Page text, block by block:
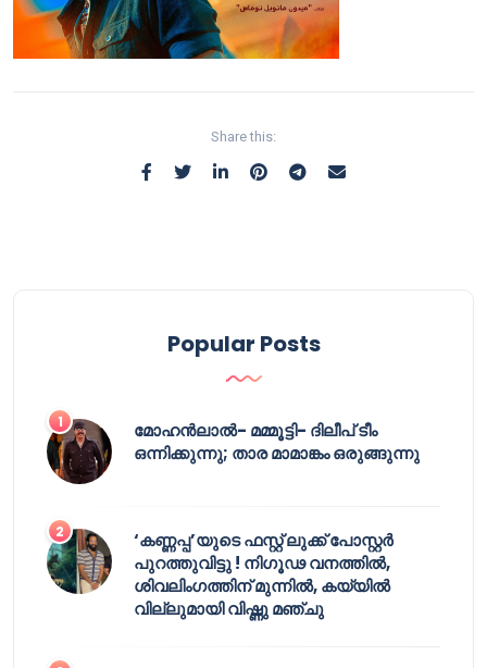
Share this:
Popular Posts
മോഹൻലാൽ- മമ്മൂട്ടി- ദിലീപ് ടീം
ഒന്നിക്കുന്നു; താര മാമാങ്കം ഒരുങ്ങുന്നു
‘കണ്ണപ്പ’യുടെ ഫസ്റ്റ് ലുക്ക് പോസ്റ്റർ
പുറത്തുവിട്ടു ! നിഗൂഢ വനത്തിൽ,
ശിവലിംഗത്തിന് മുന്നിൽ, കയ്യിൽ
വില്ലുമായി വിഷ്ണു മഞ്ചു